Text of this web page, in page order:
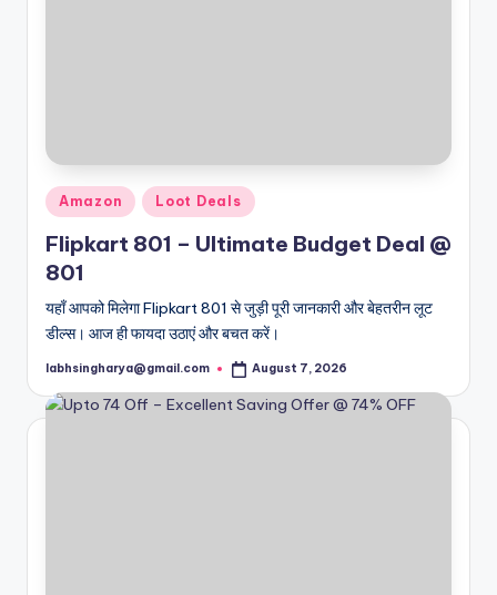
Posted
in
Amazon Loot Deals
Flipkart 801 – Ultimate Budget Deal @
801
यहाँ आपको मिलेगा Flipkart 801 से जुड़ी पूरी जानकारी और बेहतरीन लूट
डील्स। आज ही फायदा उठाएं और बचत करें।
Posted
labhsingharya@gmail.com August 7, 2026